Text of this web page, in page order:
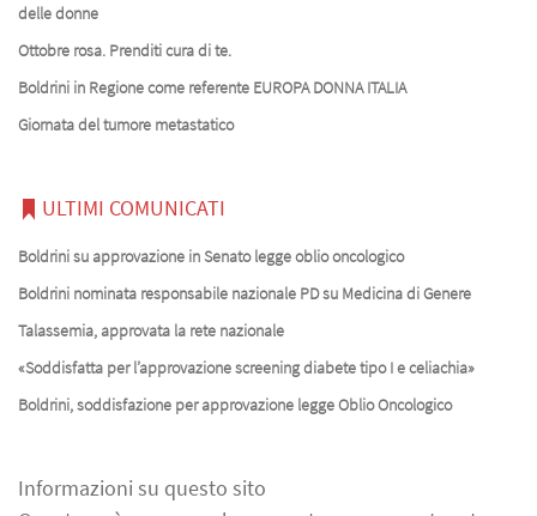
delle donne
Ottobre rosa. Prenditi cura di te.
Boldrini in Regione come referente EUROPA DONNA ITALIA
Giornata del tumore metastatico
ULTIMI COMUNICATI
Boldrini su approvazione in Senato legge oblio oncologico
Boldrini nominata responsabile nazionale PD su Medicina di Genere
Talassemia, approvata la rete nazionale
«Soddisfatta per l’approvazione screening diabete tipo I e celiachia»
Boldrini, soddisfazione per approvazione legge Oblio Oncologico
Informazioni su questo sito